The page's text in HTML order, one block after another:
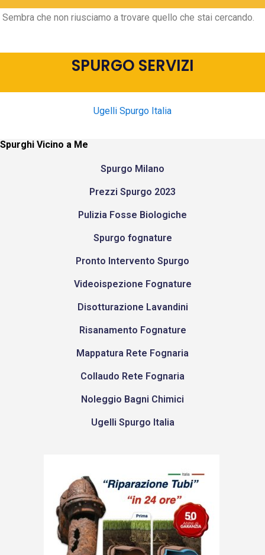
Sembra che non riusciamo a trovare quello che stai cercando.
SPURGO SERVIZI
Ugelli Spurgo Italia
Spurghi Vicino a Me
Spurgo Milano
Prezzi Spurgo 2023
Pulizia Fosse Biologiche
Spurgo fognature
Pronto Intervento Spurgo
Videoispezione Fognature
Disotturazione Lavandini
Risanamento Fognature
Mappatura Rete Fognaria
Collaudo Rete Fognaria
Noleggio Bagni Chimici
Ugelli Spurgo Italia